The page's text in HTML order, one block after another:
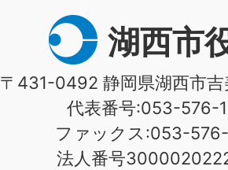
湖西市
〒431-0492 静岡県湖西市
代表番号:053-576-
ファックス:053-576-
法人番号